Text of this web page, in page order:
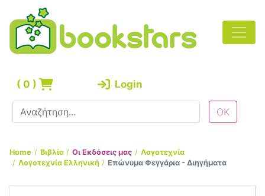
( 0 ) Login
Home Βιβλία Οι Εκδόσεις μας
Λογοτεχνία
Λογοτεχνία Ελληνική
Επώνυμα Φεγγάρια - Διηγήματα